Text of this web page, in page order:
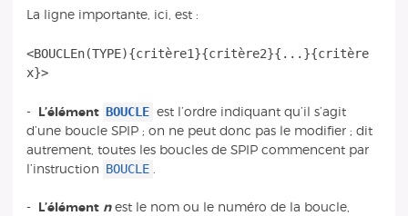
La ligne importante, ici, est :
<BOUCLEn(TYPE){critère1}{critère2}{...}{critère
x}>
- L’élément BOUCLE est l’ordre indiquant qu’il s’agit
d’une boucle SPIP ; on ne peut donc pas le modifier ; dit
autrement, toutes les boucles de SPIP commencent par
l’instruction BOUCLE
- L’élément n est le nom ou le numéro de la boucle,